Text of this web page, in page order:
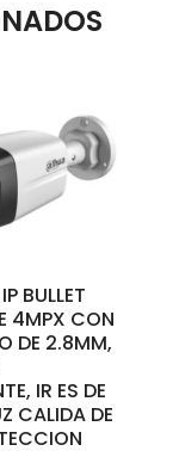
BULLET
4MPX CON
DE 2.8MM,
IR ES DE
CALIDA DE